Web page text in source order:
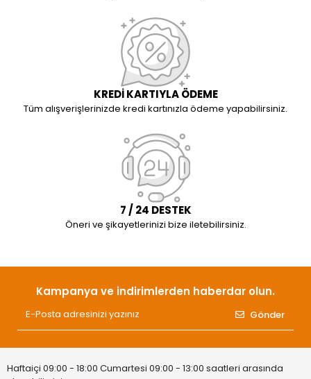
KREDİ KARTIYLA ÖDEME
Tüm alışverişlerinizde kredi kartınızla ödeme yapabilirsiniz.
7 / 24 DESTEK
Öneri ve şikayetlerinizi bize iletebilirsiniz.
Kampanya ve indirimlerden haberdar olun.
Gönder
Haftaiçi 09:00 - 18:00 Cumartesi 09:00 - 13:00 saatleri arasında